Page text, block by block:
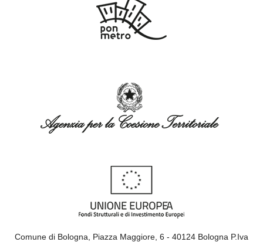
Comune di Bologna, Piazza Maggiore, 6 - 40124 Bologna P.Iva